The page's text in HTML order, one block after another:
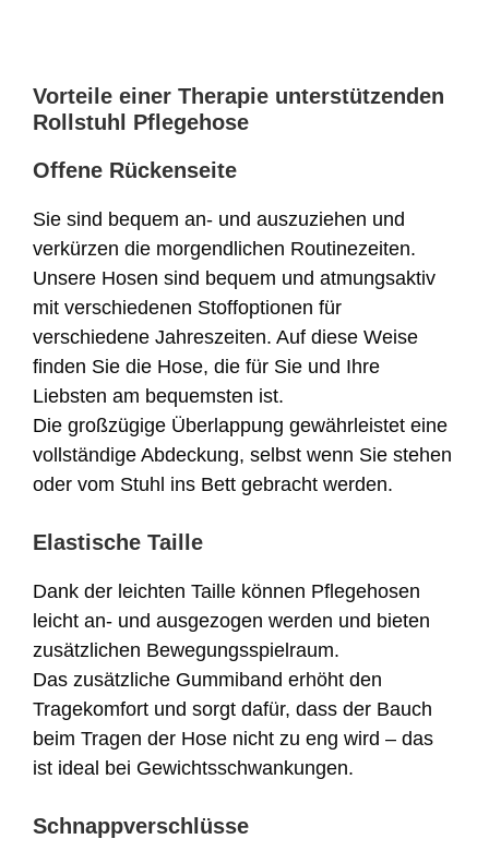
Vorteile einer Therapie unterstützenden
Rollstuhl Pflegehose
Offene Rückenseite
Sie sind bequem an- und auszuziehen und
verkürzen die morgendlichen Routinezeiten.
Unsere Hosen sind bequem und atmungsaktiv
mit verschiedenen Stoffoptionen für
verschiedene Jahreszeiten. Auf diese Weise
finden Sie die Hose, die für Sie und Ihre
Liebsten am bequemsten ist.
Die großzügige Überlappung gewährleistet eine
vollständige Abdeckung, selbst wenn Sie stehen
oder vom Stuhl ins Bett gebracht werden.
Elastische Taille
Dank der leichten Taille können Pflegehosen
leicht an- und ausgezogen werden und bieten
zusätzlichen Bewegungsspielraum.
Das zusätzliche Gummiband erhöht den
Tragekomfort und sorgt dafür, dass der Bauch
beim Tragen der Hose nicht zu eng wird – das
ist ideal bei Gewichtsschwankungen.
Schnappverschlüsse